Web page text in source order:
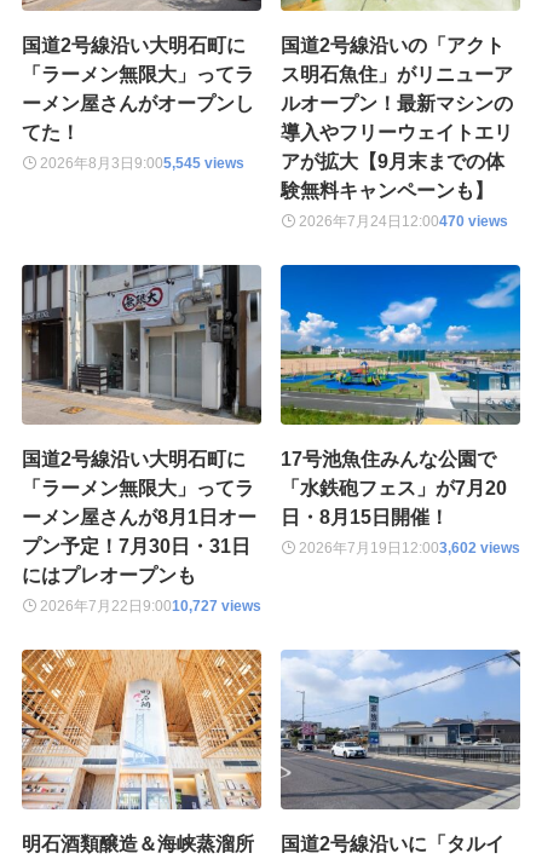
国道2号線沿い大明石町に
「ラーメン無限大」ってラ
ーメン屋さんがオープンし
てた！
2026年8月3日9:005,545 views
国道2号線沿いの「アクト
ス明石魚住」がリニューア
ルオープン！最新マシンの
導入やフリーウェイトエリ
アが拡大【9月末までの体
験無料キャンペーンも】
2026年7月24日 12:00470 views
国道2号線沿い大明石町に
「ラーメン無限大」ってラ
ーメン屋さんが8月1日オー
プン予定！7月30日・31日
にはプレオープンも
2026年7月22日9:0010,727 views
17号池魚住みんな公園で
「水鉄砲フェス」が7月20
日・8月15日開催！
2026年7月19日 12:003,602 views
明石酒類醸造＆海峡蒸溜所
国道2号線沿いに「タルイ